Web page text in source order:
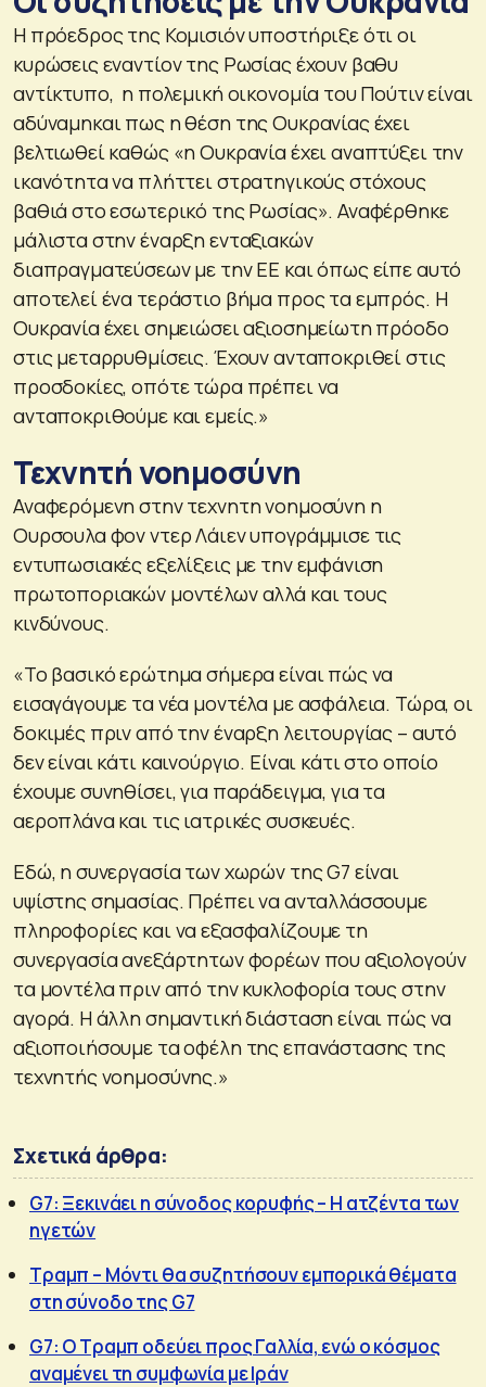
Η πρόεδρος της Κομισιόν υποστήριξε ότι οι
κυρώσεις εναντίον της Ρωσίας έχουν βαθυ
αντίκτυπο, η πολεμική οικονομία του Πούτιν είναι
αδύναμηκαι πως η θέση της Ουκρανίας έχει
βελτιωθεί καθώς «η Ουκρανία έχει αναπτύξει την
ικανότητα να πλήττει στρατηγικούς στόχους
βαθιά στο εσωτερικό της Ρωσίας». Αναφέρθηκε
μάλιστα στην έναρξη ενταξιακών
διαπραγματεύσεων με την ΕΕ και όπως είπε αυτό
αποτελεί ένα τεράστιο βήμα προς τα εμπρός. Η
Ουκρανία έχει σημειώσει αξιοσημείωτη πρόοδο
στις μεταρρυθμίσεις. Έχουν ανταποκριθεί στις
προσδοκίες, οπότε τώρα πρέπει να
ανταποκριθούμε και εμείς.»
Τεχνητή νοημοσύνη
Αναφερόμενη στην τεχνητη νοημοσύνη η
Ουρσουλα φον ντερ Λάιεν υπογράμμισε τις
εντυπωσιακές εξελίξεις με την εμφάνιση
πρωτοποριακών μοντέλων αλλά και τους
κινδύνους.
«Το βασικό ερώτημα σήμερα είναι πώς να
εισαγάγουμε τα νέα μοντέλα με ασφάλεια. Τώρα, οι
δοκιμές πριν από την έναρξη λειτουργίας – αυτό
δεν είναι κάτι καινούργιο. Είναι κάτι στο οποίο
έχουμε συνηθίσει, για παράδειγμα, για τα
αεροπλάνα και τις ιατρικές συσκευές.
Εδώ, η συνεργασία των χωρών της G7 είναι
υψίστης σημασίας. Πρέπει να ανταλλάσσουμε
πληροφορίες και να εξασφαλίζουμε τη
συνεργασία ανεξάρτητων φορέων που αξιολογούν
τα μοντέλα πριν από την κυκλοφορία τους στην
αγορά. Η άλλη σημαντική διάσταση είναι πώς να
αξιοποιήσουμε τα οφέλη της επανάστασης της
τεχνητής νοημοσύνης.»
Σχετικά άρθρα:
G7: Ξεκινάει η σύνοδος κορυφής – Η ατζέντα των
ηγετών
Τραμπ – Μόντι θα συζητήσουν εμπορικά θέματα
στη σύνοδο της G7
G7: Ο Τραμπ οδεύει προς Γαλλία, ενώ ο κόσμος
αναμένει τη συμφωνία με Ιράν